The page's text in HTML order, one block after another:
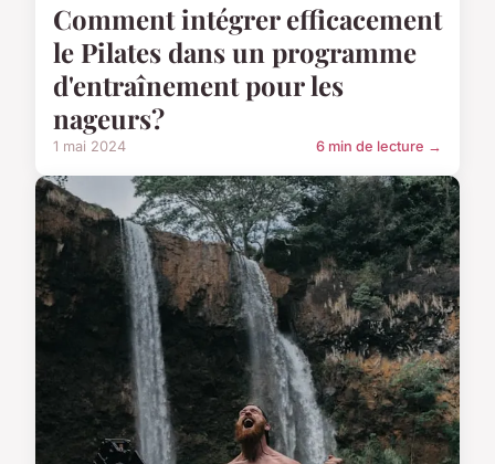
Comment intégrer efficacement
le Pilates dans un programme
d'entraînement pour les
nageurs?
1 mai 2024 6 min de lecture →